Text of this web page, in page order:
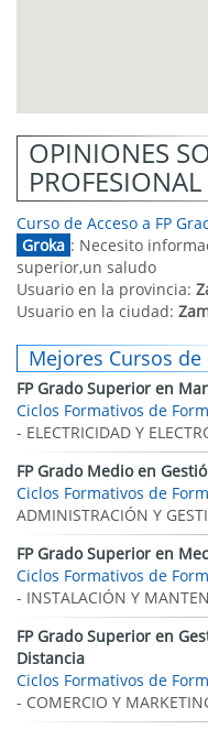
OPINIONES
PROFESIONAL
Curso de Acceso a FP
Groka : Necesito
superior,un saludo
Usuario en la provincia:
Usuario en la ciudad:
Mejores Cursos
FP Grado Superior en
Ciclos Formativos de
- ELECTRICIDAD Y
FP Grado Medio en
Ciclos Formativos de
ADMINISTRACIÓN Y
FP Grado Superior en
Ciclos Formativos de
- INSTALACIÓN Y
FP Grado Superior en
Distancia
Ciclos Formativos de
- COMERCIO Y